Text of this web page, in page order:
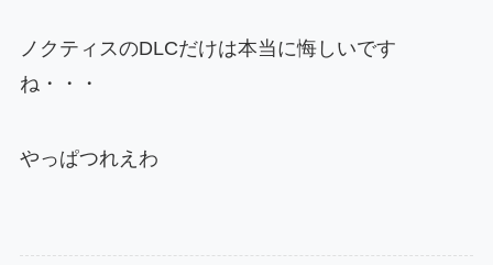
ノクティスのDLCだけは本当に悔しいです
ね・・・
やっぱつれえわ